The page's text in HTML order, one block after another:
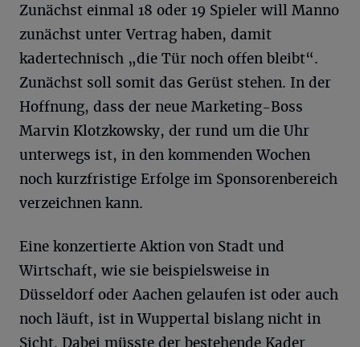
Zunächst einmal 18 oder 19 Spieler will Manno
zunächst unter Vertrag haben, damit
kadertechnisch „die Tür noch offen bleibt“.
Zunächst soll somit das Gerüst stehen. In der
Hoffnung, dass der neue Marketing-Boss
Marvin Klotzkowsky, der rund um die Uhr
unterwegs ist, in den kommenden Wochen
noch kurzfristige Erfolge im Sponsorenbereich
verzeichnen kann.
Eine konzertierte Aktion von Stadt und
Wirtschaft, wie sie beispielsweise in
Düsseldorf oder Aachen gelaufen ist oder auch
noch läuft, ist in Wuppertal bislang nicht in
Sicht. Dabei müsste der bestehende Kader